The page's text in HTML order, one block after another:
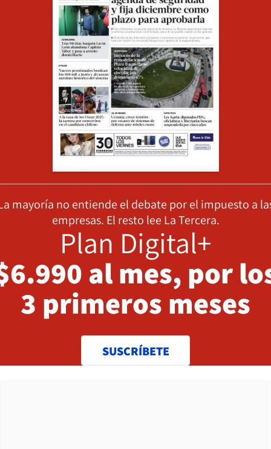
mayoría no entiende el debate por el impuesto a
empresas. El resto lee La Tercera.
Plan Digital+
al mes, por
3 primeros meses
SUSCRÍBETE